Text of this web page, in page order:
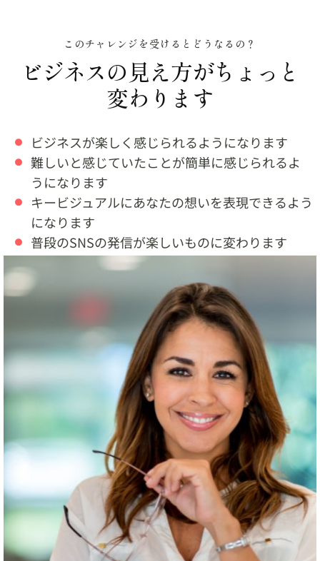
このチャレンジを受けるとどうなるの？
ビジネスの見え方がちょっと
変わります
ビジネスが楽しく感じられるようになります
難しいと感じていたことが簡単に感じられるよ
うになります
キービジュアルにあなたの想いを表現できるよう
になります
普段のSNSの発信が楽しいものに変わります